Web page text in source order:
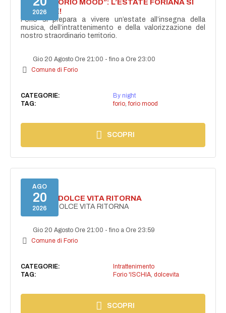
2026
NASCE “FORIO MOOD”: L’ESTATE FORIANA SI
ACCENDE!
Forio si prepara a vivere un’estate all’insegna della
musica, dell’intrattenimento e della valorizzazione del
nostro straordinario territorio.
Gio 20 Agosto Ore 21:00 -fino a Ore 23:00
Comune di Forio
CATEGORIE:
By night
TAG:
forio, forio mood
SCOPRI
AGO
20
2026
FORIO LA DOLCE VITA RITORNA
FORIO LA DOLCE VITA RITORNA
Gio 20 Agosto Ore 21:00 -fino a Ore 23:59
Comune di Forio
CATEGORIE:
Intrattenimento
TAG:
Forio 'ISCHIA, dolcevita
SCOPRI